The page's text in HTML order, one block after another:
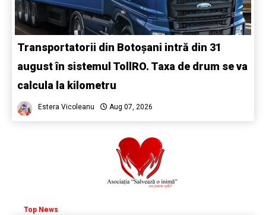
Transportatorii din Botoșani intră din 31
august în sistemul TollRO. Taxa de drum se va
calcula la kilometru
Estera Vicoleanu Aug 07, 2026
Top News